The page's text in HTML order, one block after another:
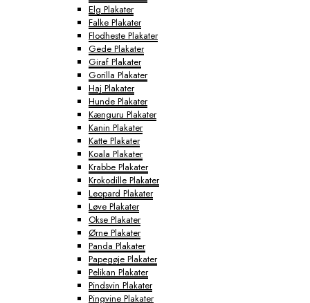
Elg Plakater
Falke Plakater
Flodheste Plakater
Gede Plakater
Giraf Plakater
Gorilla Plakater
Haj Plakater
Hunde Plakater
Kænguru Plakater
Kanin Plakater
Katte Plakater
Koala Plakater
Krabbe Plakater
Krokodille Plakater
Leopard Plakater
Løve Plakater
Okse Plakater
Ørne Plakater
Panda Plakater
Papegøje Plakater
Pelikan Plakater
Pindsvin Plakater
Pingvine Plakater